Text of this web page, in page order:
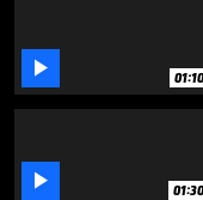
 01:10
 01:30